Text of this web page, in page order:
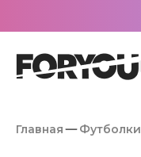
Главная Футболки